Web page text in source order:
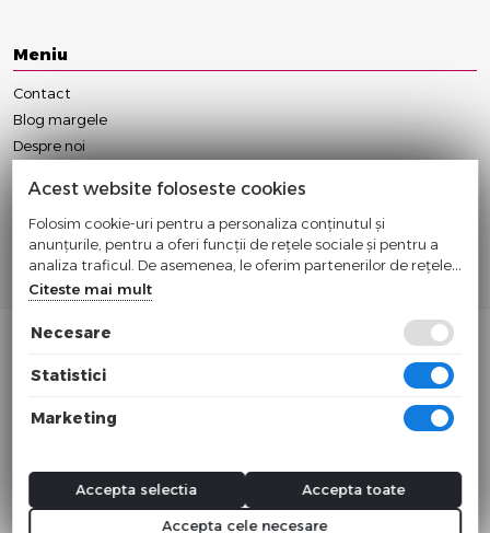
Meniu
Contact
Blog margele
Despre noi
Conditii Contractuale
Politica Cookie
Politica Confidentialitate
Termeni si Conditii
Cif: RO32831539 Nr. Reg.: J12/605/2014
limita stocului disponibil.
Acest website foloseste cookies
Folosim cookie-uri pentru a personaliza conținutul și
anunțurile, pentru a oferi funcții de rețele sociale și pentru a
analiza traficul. De asemenea, le oferim partenerilor de rețele
sociale, de publicitate și de analize informații cu privire la
modul în care folosiți site-ul nostru. Aceștia le pot combina cu
alte informații oferite de dvs. sau culese în urma folosirii
Citeste mai mult
Necesare
Statistici
Marketing
Accepta cele necesare
Accepta selectia Accepta toate